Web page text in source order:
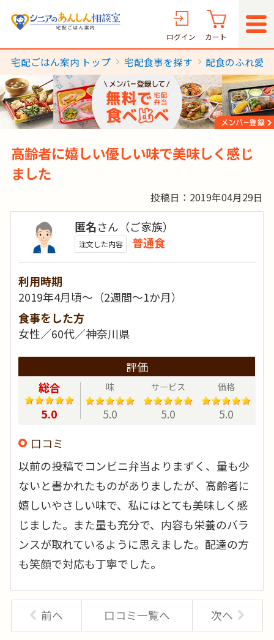
ログイン カート
宅配ごはん案内 トップ 宅配食事を探す 配食のふれ愛
高齢者に嬉しい優しい味で美味しく感じ
ました
投稿日：2019年04月29日
匿名さん（ご家族）
注文した内容 普通食
利用時期
2019年4月頃～（2週間～1か月）
食事をした方
女性／60代／神奈川県
評価
総合
5.0
味
5.0
サービス
5.0
価格
5.0
口コミ
以前の投稿でコンビニ弁当よりまずく、量も少
ないと書かれたものがありましたが、高齢者に
嬉しいやさしい味で、私にはとても美味しく感
じました。また量も充分で、内容も栄養のバラ
ンスが取れているように思えました。配達の方
も笑顔で対応も丁寧でした。
前へ 口コミ一覧へ 次へ